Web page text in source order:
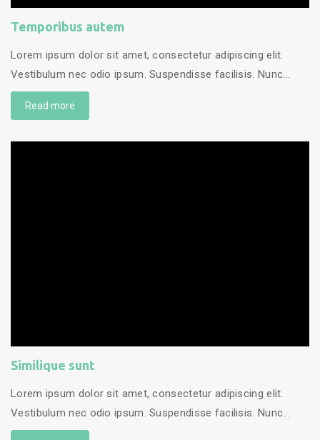
Temporibus autem
Lorem ipsum dolor sit amet, consectetur adipiscing elit.
Vestibulum nec odio ipsum. Suspendisse facilisis. Nunc...
Read more
Similique sunt
Lorem ipsum dolor sit amet, consectetur adipiscing elit.
Vestibulum nec odio ipsum. Suspendisse facilisis. Nunc...